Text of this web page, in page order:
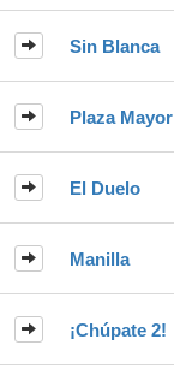
Sin Blanca
Plaza Mayor
El Duelo
Manilla
¡Chúpate 2!